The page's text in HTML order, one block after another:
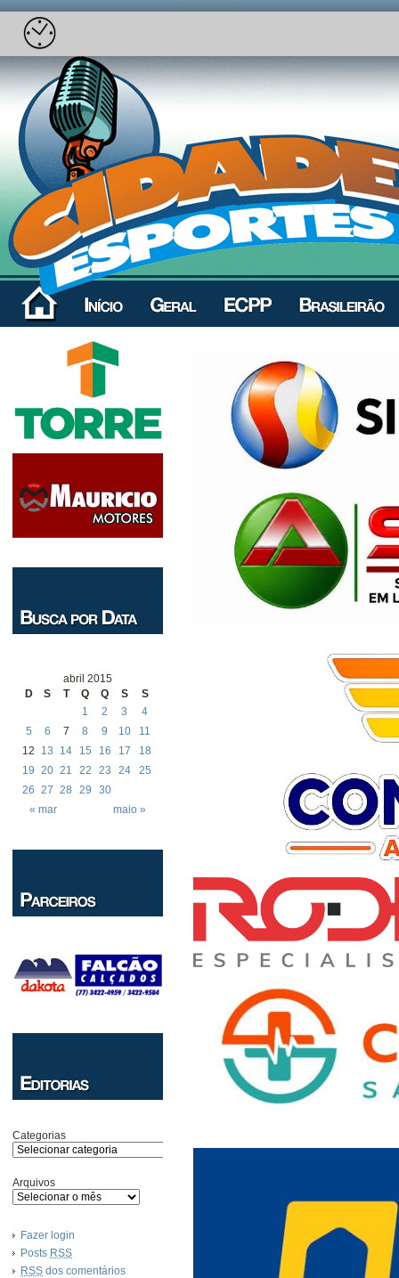
abril 2015
D
S T Q Q S S
« mar maio »
1 2 3
4
5
6 7 8 9 10
11
12
13 14 15 16 17
18
19
20 21 22 23 24
25
26
27 28 29 30
Categorias
Arquivos
Fazer login
Posts RSS
RSS dos comentários